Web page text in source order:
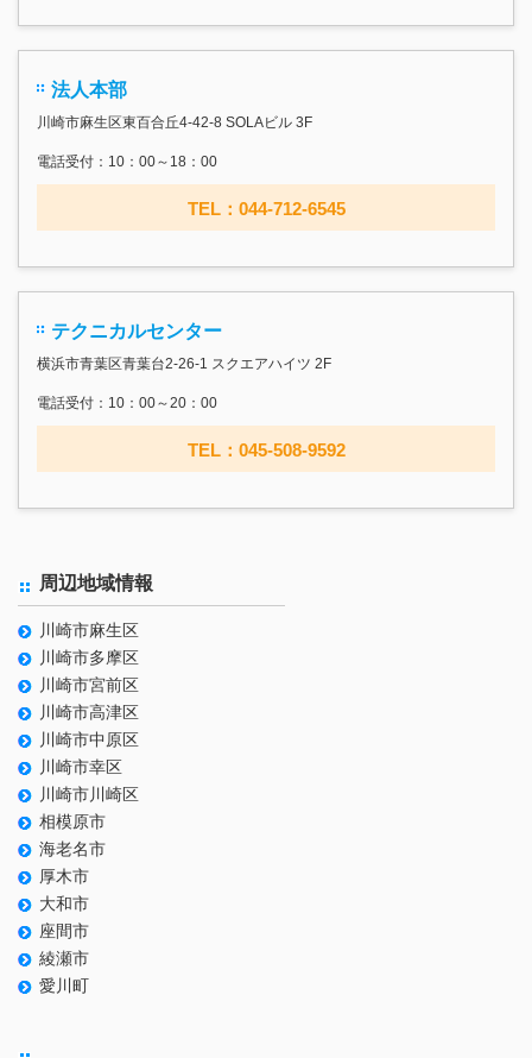
法人本部
川崎市麻生区東百合丘4-42-8 SOLAビル 3F
電話受付：10：00～18：00
TEL：044-712-6545
テクニカルセンター
横浜市青葉区青葉台2-26-1 スクエアハイツ 2F
電話受付：10：00～20：00
TEL：045-508-9592
周辺地域情報
川崎市麻生区
川崎市多摩区
川崎市宮前区
川崎市高津区
川崎市中原区
川崎市幸区
川崎市川崎区
相模原市
海老名市
厚木市
大和市
座間市
綾瀬市
愛川町